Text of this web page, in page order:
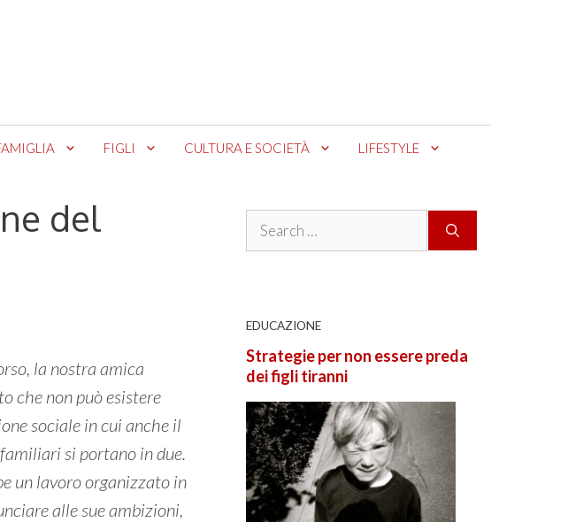
FIGLI CULTURA E SOCIETÀ LIFESTYLE
del
la nostra amica
che non può esistere
sociale in cui anche il
si portano in due.
un lavoro organizzato in
alle sue ambizioni,
Search
EDUCAZIONE
Strategie per non essere preda
dei figli tiranni